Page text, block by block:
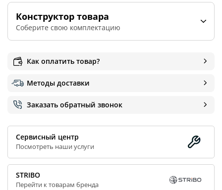
Конструктор товара
Соберите свою комплектацию
Производительность , м³/мин
6.6 11.8
Собрать Сбросить
Как оплатить товар?
Методы доставки
Заказать обратный звонок
Сервисный центр
Посмотреть наши услуги
STRIBO
Перейти к товарам бренда